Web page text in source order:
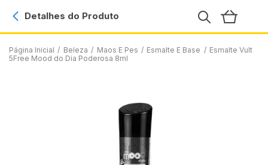
Página Inicial / Beleza / Maos E Pes / Esmalte E Base / Esmalte Vult
5Free Mood do Dia Poderosa 8ml
Detalhes do Produto